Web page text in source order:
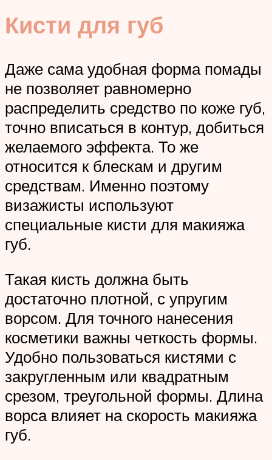
Кисти для губ
Даже сама удобная форма помады
не позволяет равномерно
распределить средство по коже губ,
точно вписаться в контур, добиться
желаемого эффекта. То же
относится к блескам и другим
средствам. Именно поэтому
визажисты используют
специальные кисти для макияжа
губ.
Такая кисть должна быть
достаточно плотной, с упругим
ворсом. Для точного нанесения
косметики важны четкость формы.
Удобно пользоваться кистями с
закругленным или квадратным
срезом, треугольной формы. Длина
ворса влияет на скорость макияжа
губ.